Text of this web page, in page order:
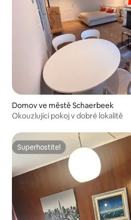
Domov ve městě Schaerbeek
Okouzlující pokoj v dobré lokalitě
Superhostitel
Superhostitel